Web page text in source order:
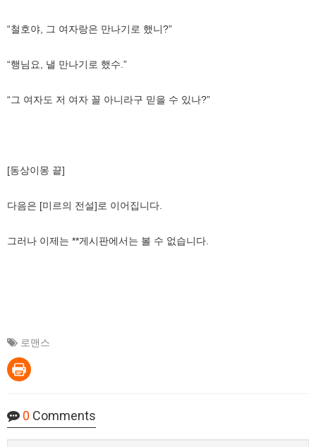
“철호야, 그 여자랑은 만나기로 했니?”
“행님요, 낼 만나기로 했수.”
“그 여자도 저 여자 꼴 아니라구 믿을 수 있나?”
[동상이몽 끝]
다음은 [미르의 전설]로 이어집니다.
그러나 이제는 **게시판에서는 볼 수 없습니다.
로맨스
0 Comments